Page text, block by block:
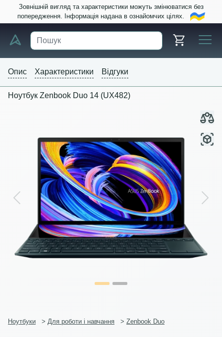
Зовнішній вигляд та характеристики можуть змінюватися без
попередження. Інформація надана в ознайомчих цілях.
Опис Характеристики Відгуки
Ноутбук Zenbook Duo 14 (UX482)
Previous Next
Ноутбуки > Для роботи і навчання > Zenbook Duo